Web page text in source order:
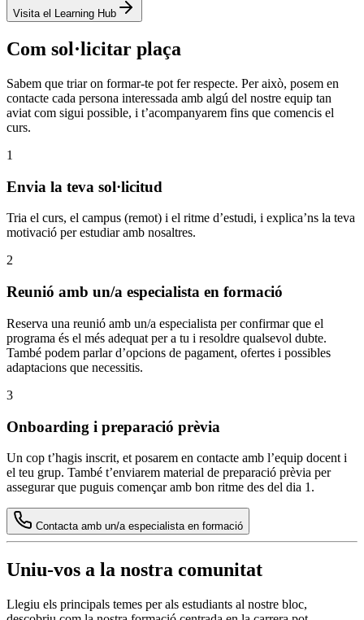
Visita el Learning Hub
Com sol·licitar plaça
Sabem que triar on formar-te pot fer respecte. Per això, posem en
contacte cada persona interessada amb algú del nostre equip tan
aviat com sigui possible, i t’acompanyarem fins que comencis el
curs.
1
Envia la teva sol·licitud
Tria el curs, el campus (remot) i el ritme d’estudi, i explica’ns la teva
motivació per estudiar amb nosaltres.
2
Reunió amb un/a especialista en formació
Reserva una reunió amb un/a especialista per confirmar que el
programa és el més adequat per a tu i resoldre qualsevol dubte.
També podem parlar d’opcions de pagament, ofertes i possibles
adaptacions que necessitis.
3
Onboarding i preparació prèvia
Un cop t’hagis inscrit, et posarem en contacte amb l’equip docent i
el teu grup. També t’enviarem material de preparació prèvia per
assegurar que puguis començar amb bon ritme des del dia 1.
Contacta amb un/a especialista en formació
Uniu-vos a la nostra comunitat
Llegiu els principals temes per als estudiants al nostre bloc,